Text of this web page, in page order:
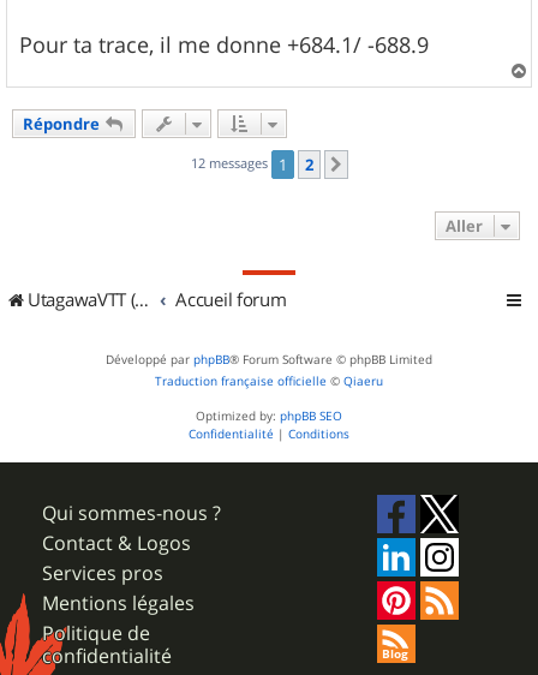
Pour ta trace, il me donne +684.1/ -688.9
a
Répondre
12 messages 1 2
Aller
UtagawaVTT (Randos VTT et VTTAE avec traces GPS) Accueil forum
Développé par phpBB® Forum Software © phpBB Limited
Traduction française officielle © Qiaeru
Optimized by: phpBB SEO
Confidentialité | Conditions
Qui sommes-nous ?
Contact & Logos
Services pros
Mentions légales
Politique de
confidentialité